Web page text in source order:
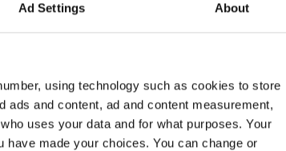
Ad Settings About
using technology such as cookies to store
and content, ad and content measurement,
uses your data and for what purposes. Your
made your choices. You can change or
genom en prenumeration på Dagens Opinion.